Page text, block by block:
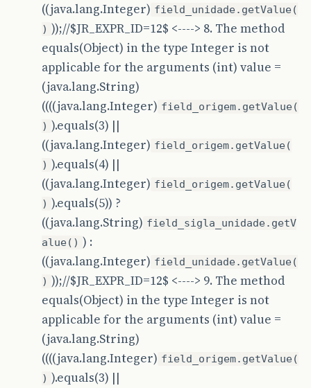
((java.lang.Integer) field_unidade.getValue(
) ));//$JR_EXPR_ID=12$ <----> 8. The method
equals(Object) in the type Integer is not
applicable for the arguments (int) value =
(java.lang.String)
((((java.lang.Integer) field_origem.getValue(
) ).equals(3) ||
((java.lang.Integer) field_origem.getValue(
) ).equals(4) ||
((java.lang.Integer) field_origem.getValue(
) ).equals(5)) ?
((java.lang.String) field_sigla_unidade.getV
alue() ) :
((java.lang.Integer) field_unidade.getValue(
) ));//$JR_EXPR_ID=12$ <----> 9. The method
equals(Object) in the type Integer is not
applicable for the arguments (int) value =
(java.lang.String)
((((java.lang.Integer) field_origem.getValue(
) ).equals(3) ||